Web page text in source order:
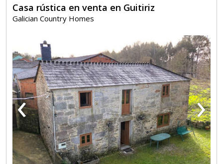
Casa rústica en venta en Guitiriz
Galician Country Homes
‹ ›